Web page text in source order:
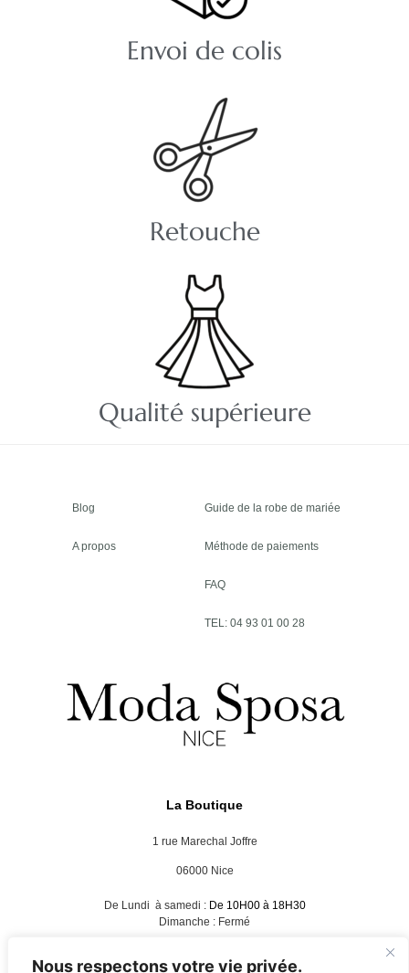
Nous respectons votre vie privée.
Envoi de colis
Retouche
Qualité supérieure
Blog
A propos
Guide de la robe de mariée
Méthode de paiements
FAQ
TEL: 04 93 01 00 28
La Boutique
1 rue Marechal Joffre
06000 Nice
De Lundi à samedi : De 10H00 à 18H30
Dimanche : Fermé
Nous suivre :